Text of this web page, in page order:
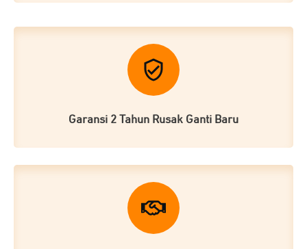
Garansi 2 Tahun Rusak Ganti Baru